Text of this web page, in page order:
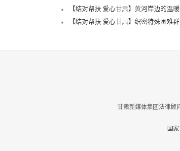
【结对帮扶 爱心甘肃】黄河岸边的
【结对帮扶 爱心甘肃】织密特殊困难
甘肃新媒体集团法律
国